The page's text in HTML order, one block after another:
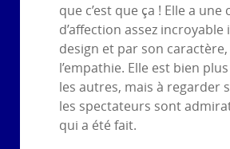
que c’est que ça ! Elle a une
d’affection assez incroyable
design et par son
l’empathie. Elle est bien
les autres, mais à regarder
les spectateurs sont
qui a été fait.